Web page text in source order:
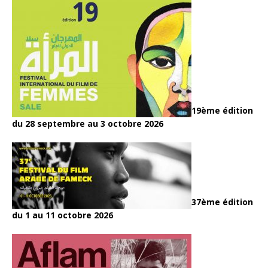
19ème édition
du 28 septembre au 3 octobre 2026
37ème édition
du 1 au 11 octobre 2026